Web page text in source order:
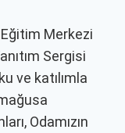
Merkezi
Sergisi
ve katılımla
Odamızın